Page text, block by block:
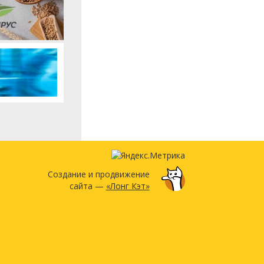
Создание и продвижение
сайта — «Лонг Кэт»